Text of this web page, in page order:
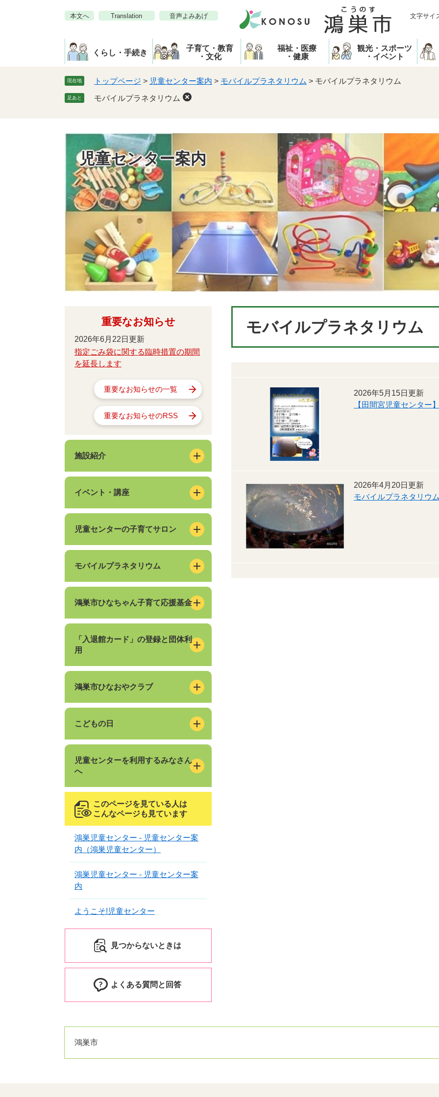
本文へ Translation 音声よみあげ 文字サイ
くらし・手続き
子育て・教育
・文化
福祉・医療
・健康
観光・スポーツ
・イベント
現在地 トップページ > 児童センター案内 > モバイルプラネタリウム > モバイルプラネタリウム
足あと モバイルプラネタリウム
児童センター案内
モバイルプラネタリウム
2026年5月15日更新
【田間宮児童センター
2026年4月20日更新
モバイルプラネタリウ
重要なお知らせ
2026年6月22日更新
指定ごみ袋に関する臨時措置の期間
を延長します
重要なお知らせの一覧
重要なお知らせのRSS
施設紹介
イベント・講座
児童センターの子育てサロン
モバイルプラネタリウム
鴻巣市ひなちゃん子育て応援基金
「入退館カード」の登録と団体利
用
鴻巣市ひなおやクラブ
こどもの日
児童センターを利用するみなさん
へ
このページを見ている人は
こんなページも見ています
鴻巣児童センター - 児童センター案
内（鴻巣児童センター）
鴻巣児童センター - 児童センター案
内
ようこそ!児童センター
見つからないときは
よくある質問と回答
鴻巣市